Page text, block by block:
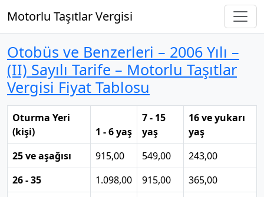
Motorlu Taşıtlar Vergisi
Otobüs ve Benzerleri – 2006 Yılı –
(II) Sayılı Tarife – Motorlu Taşıtlar
Vergisi Fiyat Tablosu
Oturma Yeri
(kişi)
1 - 6 yaş
7 - 15
yaş
16 ve yukarı
yaş
25 ve aşağısı
915,00 549,00
243,00
26 - 35
1.098,00 915,00
365,00